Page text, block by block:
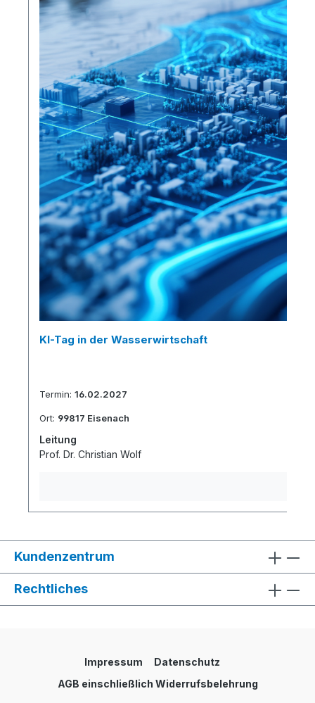
KI-Tag in der Wasserwirtschaft
Termin: 16.02.2027
Ort: 99817 Eisenach
Leitung
Prof. Dr. Christian Wolf
Kundenzentrum
Rechtliches
Impressum
Datenschutz
AGB einschließlich Widerrufsbelehrung